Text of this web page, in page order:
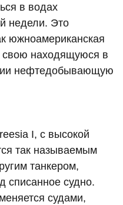
в водах
недели. Это
южноамериканская
свою находящуюся в
нефтедобывающую
I, с высокой
так называемым
танкером,
списанное судно.
судами,